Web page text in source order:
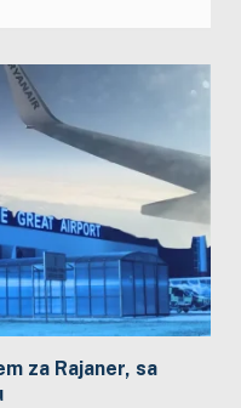
za Rajaner, sa